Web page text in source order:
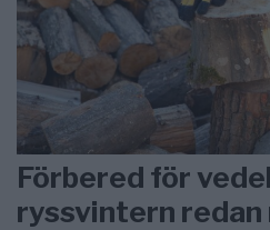
Förbered för
ryssvintern redan